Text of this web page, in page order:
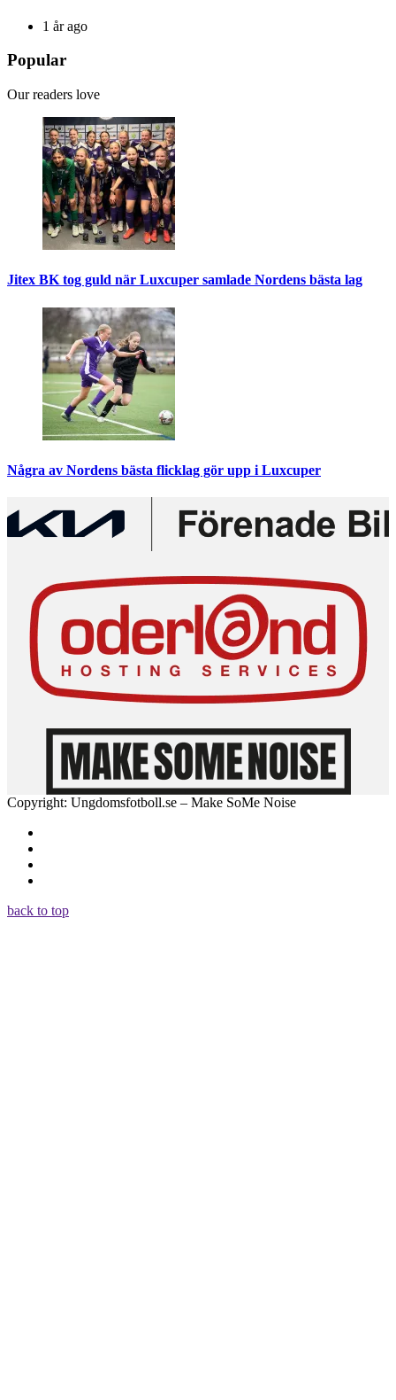
1 år ago
Popular
Our readers love
Jitex BK tog guld när Luxcuper samlade Nordens bästa lag
Några av Nordens bästa flicklag gör upp i Luxcuper
Copyright: Ungdomsfotboll.se – Make SoMe Noise
back to top